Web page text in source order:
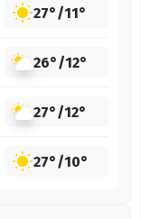
27°/11°
26°/12°
27°/12°
27°/10°